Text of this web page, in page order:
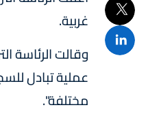
غربية.
وقالت الرئاسة
مختلفة".